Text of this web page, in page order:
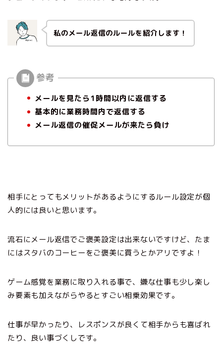
私のメール返信のルールを紹介します！
メールを見たら1時間以内に返信する
基本的に業務時間内で返信する
メール返信の催促メールが来たら負け
相手にとってもメリットがあるようにするルール設定が個
人的には良いと思います。
流石にメール返信でご褒美設定は出来ないですけど、たま
にはスタバのコーヒーをご褒美に買うとかアリですよ！
ゲーム感覚を業務に取り入れる事で、嫌な仕事も少し楽し
み要素も加えながらやるとすごい相乗効果です。
仕事が早かったり、レスポンスが良くて相手からも喜ばれ
たり、良い事づくしです。